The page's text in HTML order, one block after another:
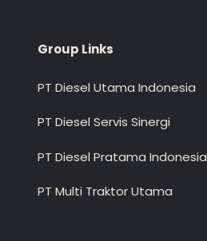
Group Links
PT Diesel Utama Indonesia
PT Diesel Servis Sinergi
PT Diesel Pratama Indonesia
PT Multi Traktor Utama